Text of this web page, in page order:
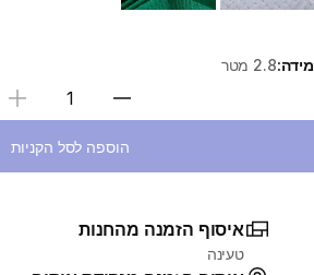
מידה:2.8 מטר
בחירת כמות
הוספה לסל הקניות
איסוף הזמנה מהחנות
טעינה